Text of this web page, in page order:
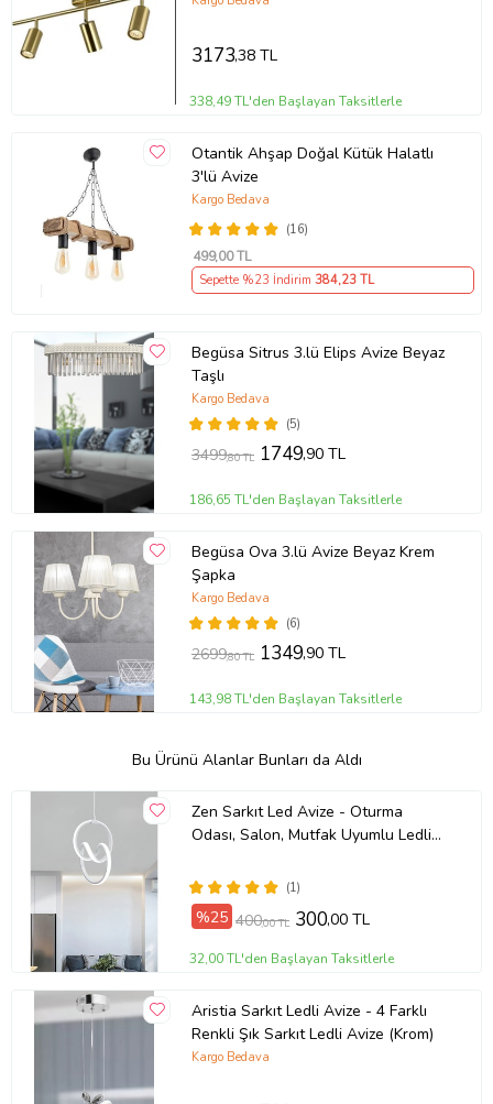
3173,38 TL
338,49 TL'den Başlayan Taksitlerle
Otantik Ahşap Doğal Kütük Halatlı
3'lü Avize
(16)
Kargo Bedava
499,00 TL
Sepette %23 İndirim 384,23 TL
Begüsa Sitrus 3.lü Elips Avize Beyaz
Taşlı
(5)
Kargo Bedava
3499,80 TL 1749,90 TL
186,65 TL'den Başlayan Taksitlerle
Begüsa Ova 3.lü Avize Beyaz Krem
Şapka
(6)
Kargo Bedava
2699,80 TL 1349,90 TL
143,98 TL'den Başlayan Taksitlerle
Bu Ürünü Alanlar Bunları da Aldı
Zen Sarkıt Led Avize - Oturma
Odası, Salon, Mutfak Uyumlu Ledli
(1)
%25 400,00 TL 300,00 TL
32,00 TL'den Başlayan Taksitlerle
Aristia Sarkıt Ledli Avize - 4 Farklı
Renkli Şık Sarkıt Ledli Avize (Krom)
Kargo Bedava